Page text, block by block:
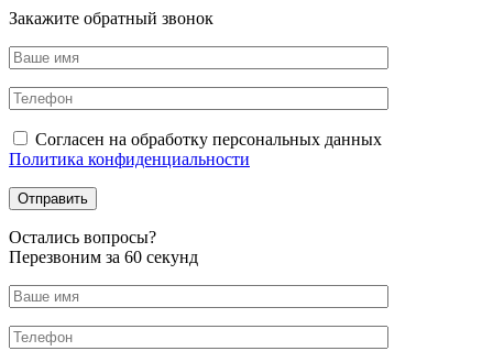
Закажите обратный звонок
Согласен на обработку персональных данных
Политика конфиденциальности
Оcтались вопросы?
Перезвоним за 60 секунд